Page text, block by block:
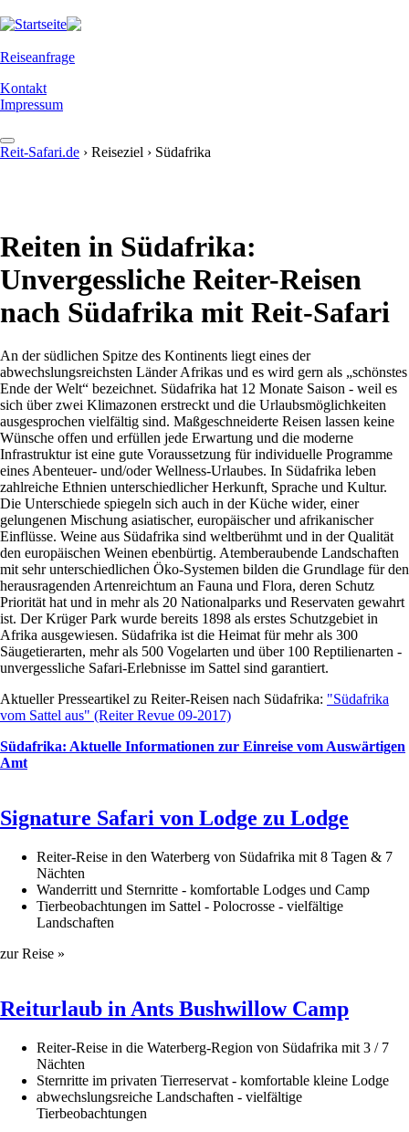
Direkt
Inhalt
Reiseanfrage
Kontakt
Impressum
Reiseziele
Namibia
Sambia
Simbabwe
Südafrika
Tansania
Uganda
ASIEN
Georgien
Sri Lanka
EUROPA
Frankreich
Portugal
Rumänien
Spanien
MITTEL-/SÜDAMERIKA
Brasilien
Equador
Abenteuer
Alleinreisende
Camping
Lodge
Luxus
Nichtreiter
Reitsafaris
Reiturlaub
Rinderarbeit
Sternritte
Strandritte
Wanderritte
Aktuelles
Neuheiten
Sonderangebote
Wissenswertes
Über Uns
Unsere Philosophie
Unser Service
Reit-Safari.de › Reiseziel › Südafrika
Reiten in Südafrika:
Unvergessliche Reiter-Reisen
nach Südafrika mit Reit-Safari
An der südlichen Spitze des Kontinents liegt eines der
abwechslungsreichsten Länder Afrikas und es wird gern als „schönstes
Ende der Welt“ bezeichnet. Südafrika hat 12 Monate Saison - weil es
sich über zwei Klimazonen erstreckt und die Urlaubsmöglichkeiten
ausgesprochen vielfältig sind. Maßgeschneiderte Reisen lassen keine
Wünsche offen und erfüllen jede Erwartung und die moderne
Infrastruktur ist eine gute Voraussetzung für individuelle Programme
eines Abenteuer- und/oder Wellness-Urlaubes. In Südafrika leben
zahlreiche Ethnien unterschiedlicher Herkunft, Sprache und Kultur.
Die Unterschiede spiegeln sich auch in der Küche wider, einer
gelungenen Mischung asiatischer, europäischer und afrikanischer
Einflüsse. Weine aus Südafrika sind weltberühmt und in der Qualität
den europäischen Weinen ebenbürtig. Atemberaubende Landschaften
mit sehr unterschiedlichen Öko-Systemen bilden die Grundlage für den
herausragenden Artenreichtum an Fauna und Flora, deren Schutz
Priorität hat und in mehr als 20 Nationalparks und Reservaten gewahrt
ist. Der Krüger Park wurde bereits 1898 als erstes Schutzgebiet in
Afrika ausgewiesen. Südafrika ist die Heimat für mehr als 300
Säugetierarten, mehr als 500 Vogelarten und über 100 Reptilienarten -
unvergessliche Safari-Erlebnisse im Sattel sind garantiert.
Aktueller Presseartikel zu Reiter-Reisen nach Südafrika: "Südafrika
vom Sattel aus" (Reiter Revue 09-2017)
Südafrika: Aktuelle Informationen zur Einreise vom Auswärtigen
Amt
Signature Safari von Lodge zu Lodge
Reiter-Reise in den Waterberg von Südafrika mit 8 Tagen & 7
Nächten
Wanderritt und Sternritte - komfortable Lodges und Camp
Tierbeobachtungen im Sattel - Polocrosse - vielfältige
Landschaften
zur Reise »
Reiturlaub in Ants Bushwillow Camp
Reiter-Reise in die Waterberg-Region von Südafrika mit 3 / 7
Nächten
Sternritte im privaten Tierreservat - komfortable kleine Lodge
abwechslungsreiche Landschaften - vielfältige
Tierbeobachtungen